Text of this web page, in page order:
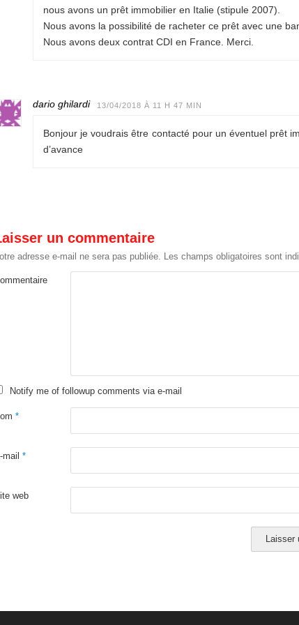
nous avons un prêt immobilier en Italie (stipule 2007).
Nous avons la possibilité de racheter ce prêt avec une
Nous avons deux contrat CDI en France. Merci.
dario ghilardi 13/04/2018 À 11 H 47 MIN
Bonjour je voudrais être contacté pour un éventuel prêt
d’avance
un commentaire
adresse e-mail ne sera pas publiée. Les champs obligatoires sont
Notify me of followup comments via e-mail
*
mail *
web